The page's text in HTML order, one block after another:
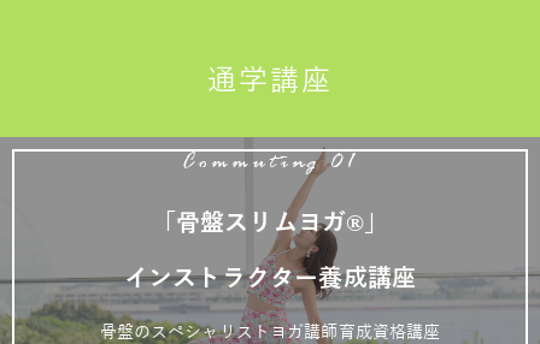
通学講座
Commuting 01
「骨盤スリムヨガ®」
インストラクター養成講座
骨盤のスペシャリストヨガ講師育成資格講座